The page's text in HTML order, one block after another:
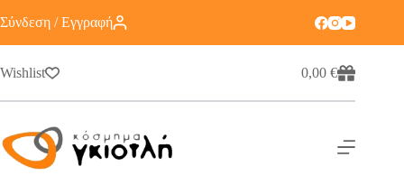
Σύνδεση / Εγγραφή
Wishlist 0,00€